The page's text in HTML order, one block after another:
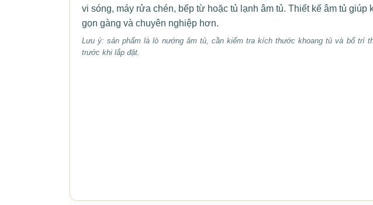
vi sóng, máy rửa chén, bếp từ hoặc tủ lạnh âm tủ. Thiết kế âm tủ giúp
gọn gàng và chuyên nghiệp hơn.
Lưu ý: sản phẩm là lò nướng âm tủ, cần kiểm tra kích thước khoang tủ và bố trí
trước khi lắp đặt.